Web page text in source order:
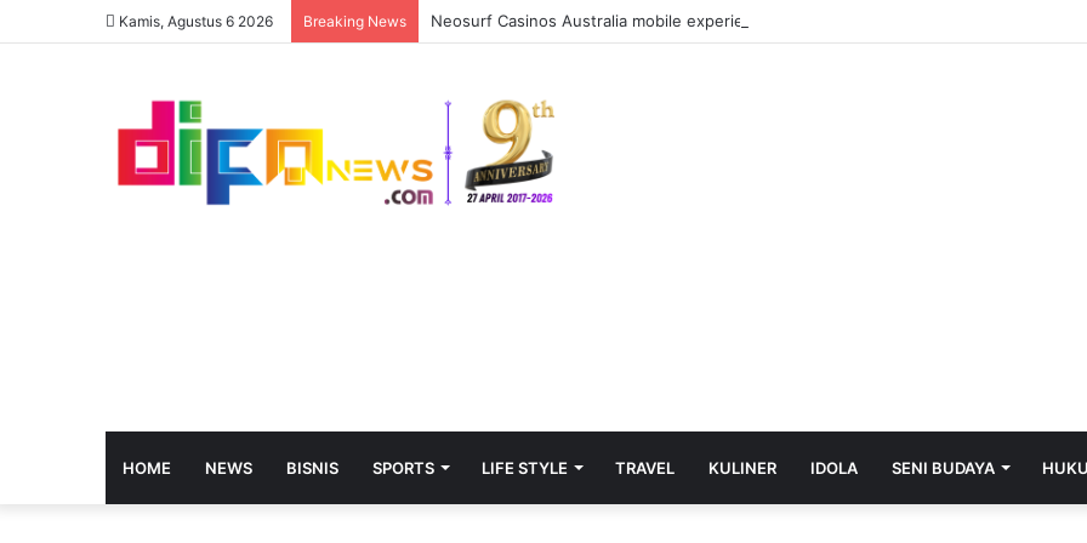
Kamis, Agustus 6 2026 Breaking News Neosurf Casinos Australia mobile experience: Enjoy seamless gameplay and quick
HOME NEWS BISNIS SPORTS LIFE STYLE TRAVEL KULINER IDOLA SENI BUDAYA